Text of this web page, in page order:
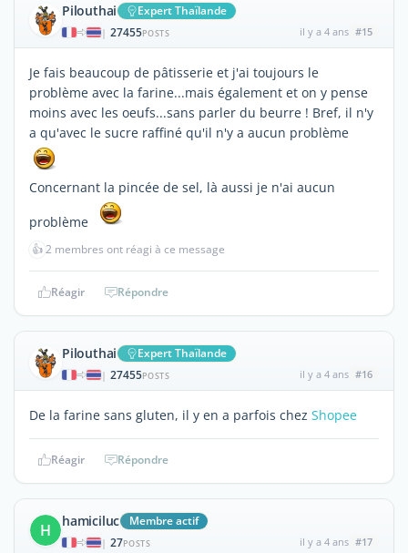
Pilouthai Expert Thaïlande
| 27455POSTS il y a 4 ans #15
Je fais beaucoup de pâtisserie et j'ai toujours le
problème avec la farine...mais également et on y pense
moins avec les oeufs...sans parler du beurre ! Bref, il n'y
a qu'avec le sucre raffiné qu'il n'y a aucun problème
Concernant la pincée de sel, là aussi je n'ai aucun
problème
👍2 membres ont réagi à ce message
Réagir Répondre
Pilouthai Expert Thaïlande
| 27455POSTS il y a 4 ans #16
De la farine sans gluten, il y en a parfois chez Shopee
Réagir Répondre
H hamiciluc Membre actif
| 27POSTS il y a 4 ans #17